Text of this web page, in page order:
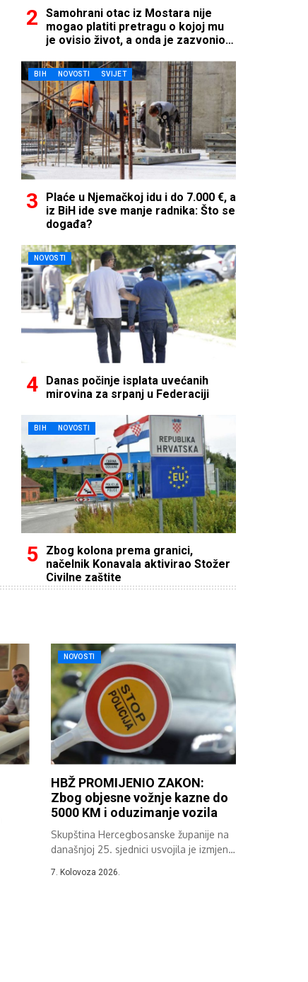
Samohrani otac iz Mostara nije
mogao platiti pretragu o kojoj mu
je ovisio život, a onda je zazvonio
BIH NOVOSTI SVIJET
Plaće u Njemačkoj idu i do 7.000 €, a
iz BiH ide sve manje radnika: Što se
događa?
NOVOSTI
Danas počinje isplata uvećanih
mirovina za srpanj u Federaciji
BIH NOVOSTI
Zbog kolona prema granici,
načelnik Konavala aktivirao Stožer
Civilne zaštite
NOVOSTI
HBŽ PROMIJENIO ZAKON:
Zbog objesne vožnje kazne do
5000 KM i oduzimanje vozila
Skupština Hercegbosanske županije na
današnjoj 25. sjednici usvojila je izmjene
7. Kolovoza 2026.